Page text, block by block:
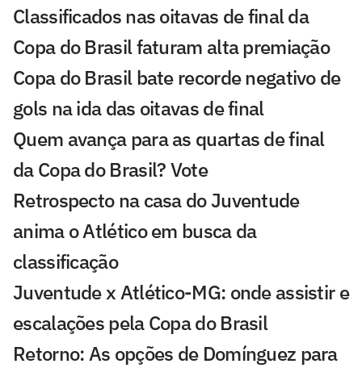
Classificados nas oitavas de final da
Copa do Brasil faturam alta premiação
Copa do Brasil bate recorde negativo de
gols na ida das oitavas de final
Quem avança para as quartas de final
da Copa do Brasil? Vote
Retrospecto na casa do Juventude
anima o Atlético em busca da
classificação
Juventude x Atlético-MG: onde assistir e
escalações pela Copa do Brasil
Retorno: As opções de Domínguez para